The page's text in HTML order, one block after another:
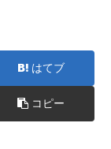
はてブ
コピー